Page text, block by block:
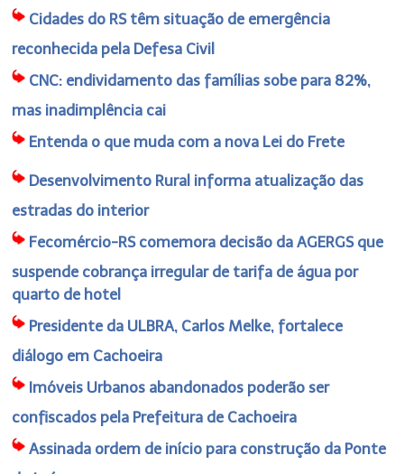
Cidades do RS têm situação de emergência
reconhecida pela Defesa Civil
CNC: endividamento das famílias sobe para 82%,
mas inadimplência cai
Entenda o que muda com a nova Lei do Frete
Desenvolvimento Rural informa atualização das
estradas do interior
Fecomércio-RS comemora decisão da AGERGS que
suspende cobrança irregular de tarifa de água por
quarto de hotel
Presidente da ULBRA, Carlos Melke, fortalece
diálogo em Cachoeira
Imóveis Urbanos abandonados poderão ser
confiscados pela Prefeitura de Cachoeira
Assinada ordem de início para construção da Ponte